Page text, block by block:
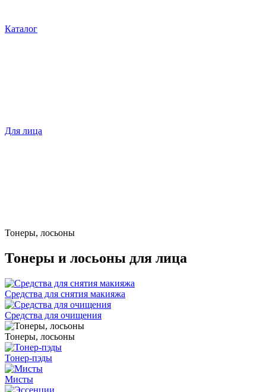
Каталог
Для лица
Тонеры, лосьоны
Тонеры и лосьоны для лица
Средства для снятия макияжа
Средства для очищения
Тонеры, лосьоны
Тонер-пэды
Мисты